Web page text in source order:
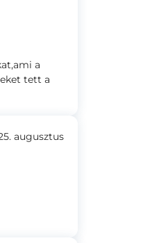
a
tett a
augusztus